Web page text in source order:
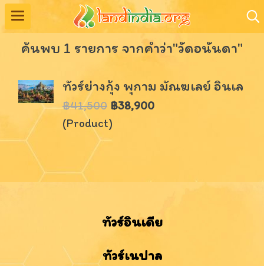
ค้นพบ 1 รายการ จากคำว่า"วัดอนันดา"
ทัวร์ย่างกุ้ง พุกาม มัณฆเลย์ อินเล
฿41,500 ฿38,900
(Product)
ทัวร์อินเดีย
ทัวร์เนปาล